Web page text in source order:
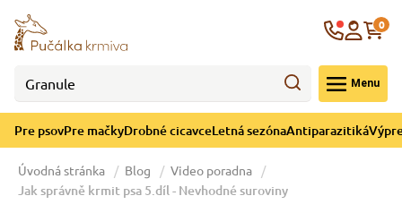
Menu
0
Pre psovPre mačkyDrobné cicavceLetná sezónaAntiparazitiká
psov
Pre psov
psov
pre psov
mačky
Pre mačky
mačky
pre mačky
cicavce
Drobné cicavce
sezóna
Letná sezóna
ochladenie
hračky
Výpredaj
CZK
Úvodná stránka Blog Video poradna
Jak správně krmit psa 5.díl - Nevhodné suroviny